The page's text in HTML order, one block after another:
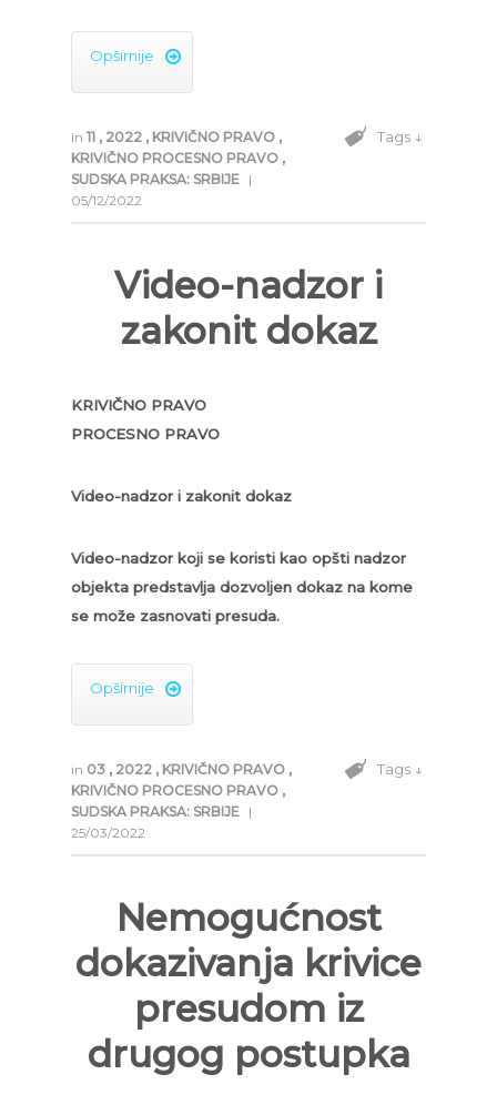
Opširnije 
in 11 , 2022 , KRIVIČNO PRAVO ,
KRIVIČNO PROCESNO PRAVO ,
SUDSKA PRAKSA: SRBIJE |
05/12/2022
Tags ↓
Video-nadzor i
zakonit dokaz
KRIVIČNO PRAVO
PROCESNO PRAVO
Video-nadzor i zakonit dokaz
Video-nadzor koji se koristi kao opšti nadzor
objekta predstavlja dozvoljen dokaz na kome
se može zasnovati presuda.
Opširnije 
in 03 , 2022 , KRIVIČNO PRAVO ,
KRIVIČNO PROCESNO PRAVO ,
SUDSKA PRAKSA: SRBIJE |
25/03/2022
Tags ↓
Nemogućnost
dokazivanja krivice
presudom iz
drugog postupka